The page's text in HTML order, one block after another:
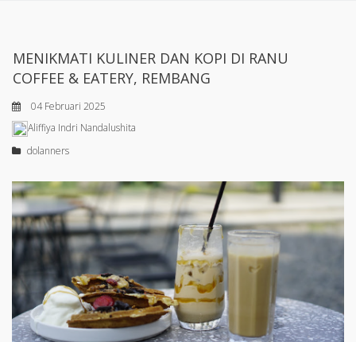
MENIKMATI KULINER DAN KOPI DI RANU
COFFEE & EATERY, REMBANG
04 Februari 2025
Aliffiya Indri Nandalushita
dolanners